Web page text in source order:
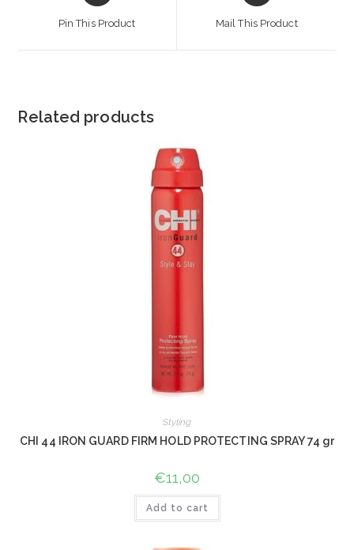
Pin This Product Mail This Product
Related products
Styling
CHI 44 IRON GUARD FIRM HOLD PROTECTING SPRAY 74 gr
€11,00
Add to cart